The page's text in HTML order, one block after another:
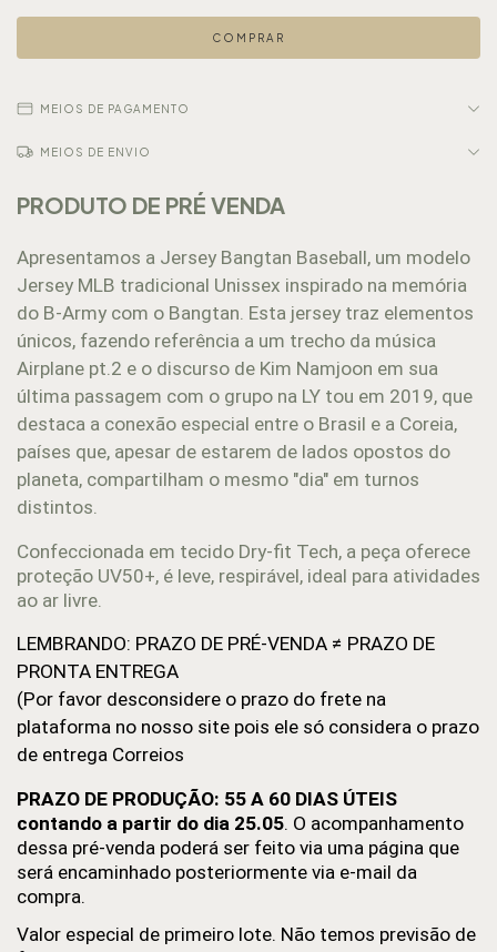
MEIOS DE PAGAMENTO
MEIOS DE ENVIO
PRODUTO DE PRÉ VENDA
Apresentamos a Jersey Bangtan Baseball, um modelo
Jersey MLB tradicional Unissex inspirado na memória
do B-Army com o Bangtan. Esta jersey traz elementos
únicos, fazendo referência a um trecho da música
Airplane pt.2 e o discurso de Kim Namjoon em sua
última passagem com o grupo na LY tou em 2019, que
destaca a conexão especial entre o Brasil e a Coreia,
países que, apesar de estarem de lados opostos do
planeta, compartilham o mesmo "dia" em turnos
distintos.
Confeccionada em tecido Dry-fit Tech, a peça oferece
proteção UV50+, é leve, respirável, ideal para atividades
ao ar livre.
LEMBRANDO: PRAZO DE PRÉ-VENDA ≠ PRAZO DE
PRONTA ENTREGA
(Por favor desconsidere o prazo do frete na
plataforma no nosso site pois ele só considera o prazo
de entrega Correios
PRAZO DE PRODUÇÃO: 55 A 60 DIAS ÚTEIS
contando a partir do dia 25.05. O acompanhamento
dessa pré-venda poderá ser feito via uma página que
será encaminhado posteriormente via e-mail da
compra.
Valor especial de primeiro lote. Não temos previsão de